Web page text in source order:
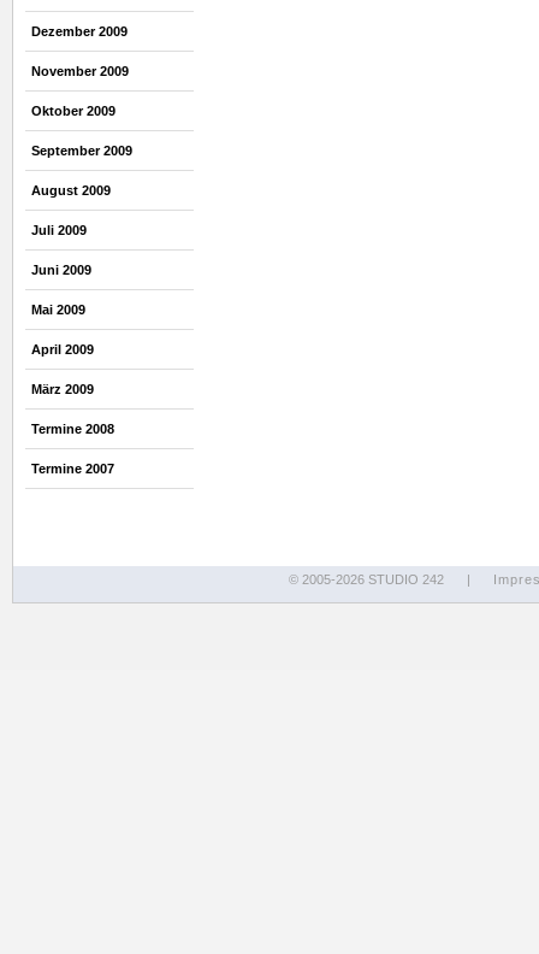
Dezember 2009
November 2009
Oktober 2009
September 2009
August 2009
Juli 2009
Juni 2009
Mai 2009
April 2009
März 2009
Termine 2008
Termine 2007
© 2005-2026 STUDIO 242 |